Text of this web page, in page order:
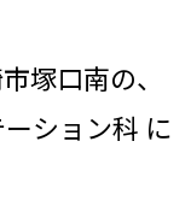
塚口南の、
ション科 に